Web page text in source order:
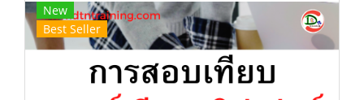
New
Best Seller